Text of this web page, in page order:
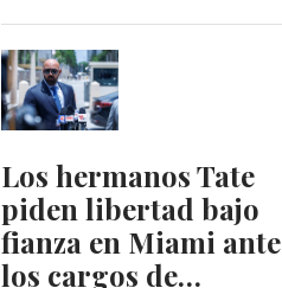
Los hermanos Tate
piden libertad bajo
fianza en Miami ante
los cargos de…